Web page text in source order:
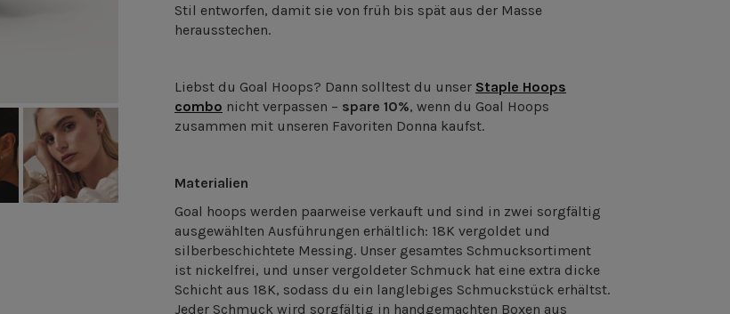
Stil entworfen, damit sie von früh bis spät aus der Masse
herausstechen.
Liebst du Goal Hoops? Dann solltest du unser Staple Hoops
combo nicht verpassen – spare 10%, wenn du Goal Hoops
zusammen mit unseren Favoriten Donna kaufst.
Materialien
Goal hoops werden paarweise verkauft und sind in zwei sorgfältig
ausgewählten Ausführungen erhältlich: 18K vergoldet und
silberbeschichtete Messing. Unser gesamtes Schmucksortiment
ist nickelfrei, und unser vergoldeter Schmuck hat eine extra dicke
Schicht aus 18K, sodass du ein langlebiges Schmuckstück erhältst.
Jeder Schmuck wird sorgfältig in handgemachten Boxen aus